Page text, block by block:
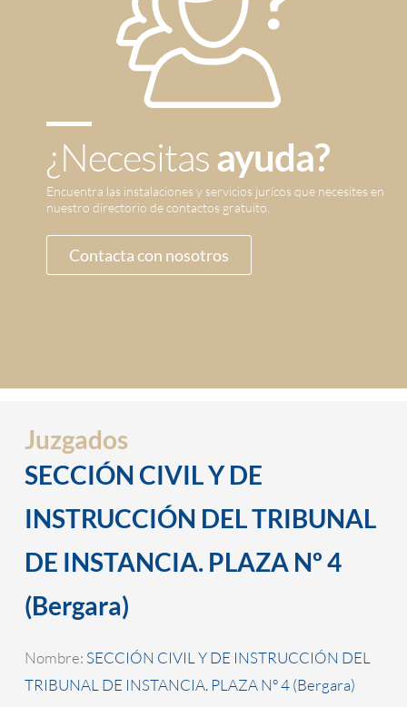
¿Necesitasayuda?
Encuentra las instalaciones y servicios jurícos que necesites en
nuestro directorio de contactos gratuito.
Contacta con nosotros
Juzgados
SECCIÓN CIVIL Y DE
INSTRUCCIÓN DEL TRIBUNAL
DE INSTANCIA. PLAZA Nº 4
(Bergara)
Nombre: SECCIÓN CIVIL Y DE INSTRUCCIÓN DEL
TRIBUNAL DE INSTANCIA. PLAZA Nº 4 (Bergara)